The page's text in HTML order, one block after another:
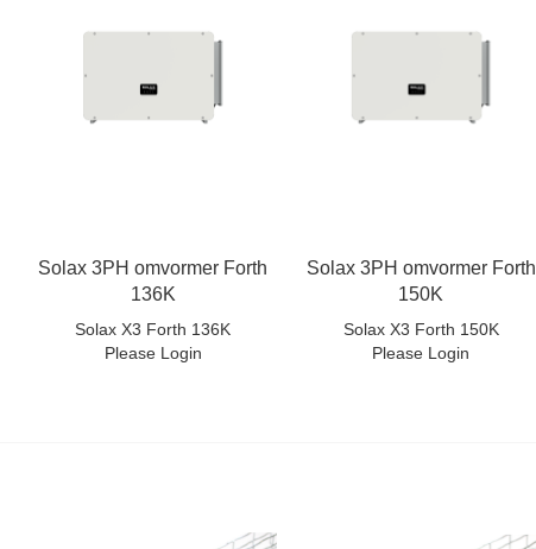
Solax 3PH omvormer Forth
136K
Solax X3 Forth 136K
Please Login
Solax 3PH omvormer Forth
150K
Solax X3 Forth 150K
Please Login